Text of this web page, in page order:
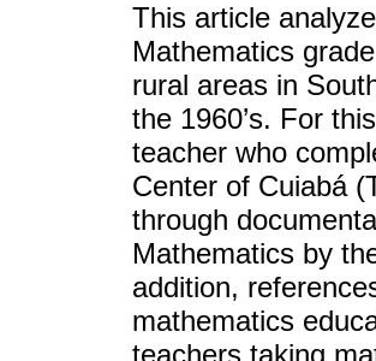
This article
Mathematics
rural areas in
the 1960’s. For
teacher who
Center of Cuiabá
through
Mathematics by
addition,
mathematics